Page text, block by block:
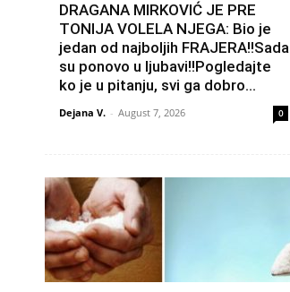
DRAGANA MIRKOVIĆ JE PRE
TONIJA VOLELA NJEGA: Bio je
jedan od najboljih FRAJERA!!Sada
su ponovo u ljubavi!!Pogledajte
ko je u pitanju, svi ga dobro...
Dejana V. - August 7, 2026 0